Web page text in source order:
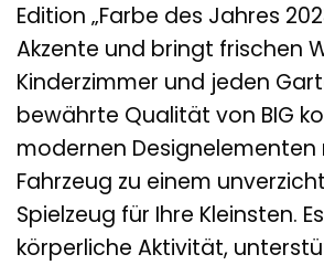
Edition „Farbe des Jahres
Akzente und bringt frischen
Kinderzimmer und jeden
bewährte Qualität von BIG
modernen
Fahrzeug zu einem
Spielzeug für Ihre Kleinsten.
körperliche Aktivität,